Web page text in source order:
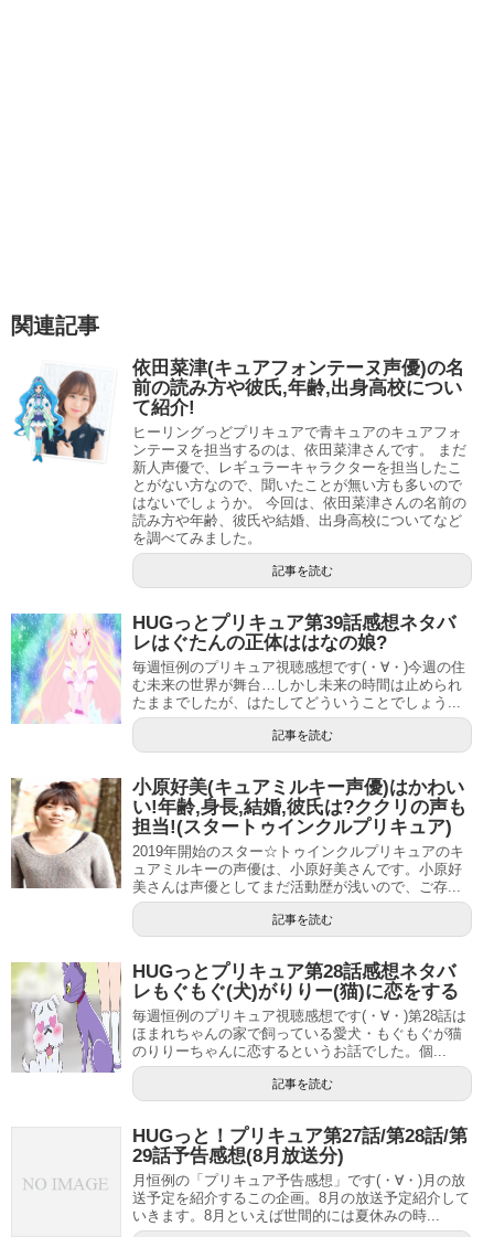
的に演劇の勉強を始めた頑張り屋さんです。
ヒューマンアカデミー渋谷校受講修了後、2013年2月から
2016年3月末までEARLY WINGに所属し、2016年4月1日か
らは東京俳優生活協同組合に所属しています。
声優の事務所ではありますが、実写や舞台で活躍する俳優
も多い事務所ですね。
デビューは2011年にゲーム「魔界戦記ディスガイア4」の
モスマン役、アニメの初のレギュラー作品は「あいうら」
の上原歩子役です。
「あいうら」をきっかけに生まれた声優ユニット「あいう
❤らぶ」のメンバーでもあります。
ツイ速クオリティ
ラジオでのトークやライブイベントなど、アイドル声優の
関連記事
依田菜津(キュアフォンテーヌ声優)の名
前の読み方や彼氏,年齢,出身高校につい
て紹介!
ヒーリングっどプリキュアで青キュアのキュアフォ
ンテーヌを担当するのは、依田菜津さんです。 まだ
新人声優で、レギュラーキャラクターを担当したこ
とがない方なので、聞いたことが無い方も多いので
はないでしょうか。 今回は、依田菜津さんの名前の
読み方や年齢、彼氏や結婚、出身高校についてなど
を調べてみました。
記事を読む
HUGっとプリキュア第39話感想ネタバ
レはぐたんの正体ははなの娘?
毎週恒例のプリキュア視聴感想です(・∀・)今週の住
む未来の世界が舞台…しかし未来の時間は止められ
たままでしたが、はたしてどういうことでしょう...
記事を読む
小原好美(キュアミルキー声優)はかわい
い!年齢,身長,結婚,彼氏は?ククリの声も
担当!(スタートゥインクルプリキュア)
2019年開始のスター☆トゥインクルプリキュアのキ
ュアミルキーの声優は、小原好美さんです。小原好
美さんは声優としてまだ活動歴が浅いので、ご存...
記事を読む
HUGっとプリキュア第28話感想ネタバ
レもぐもぐ(犬)がりりー(猫)に恋をする
毎週恒例のプリキュア視聴感想です(・∀・)第28話は
ほまれちゃんの家で飼っている愛犬・もぐもぐが猫
のりりーちゃんに恋するというお話でした。個...
記事を読む
HUGっと！プリキュア第27話/第28話/第
29話予告感想(8月放送分)
月恒例の「プリキュア予告感想」です(・∀・)月の放
送予定を紹介するこの企画。8月の放送予定紹介して
いきます。8月といえば世間的には夏休みの時...